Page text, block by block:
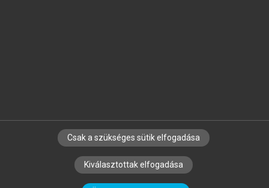
SZERZŐKNEK CÉGEKNEK KÖNYVTÁROSOKNAK
SZERKESZTÉSI ÉS LEKTORÁLÁSI ALAPELVEK
Csak a szükséges sütik elfogadása
Kiválasztottak elfogadása